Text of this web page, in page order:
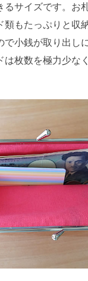
るサイズです。お
類もたっぷりと収
で小銭が取り出し
は枚数を極力少な